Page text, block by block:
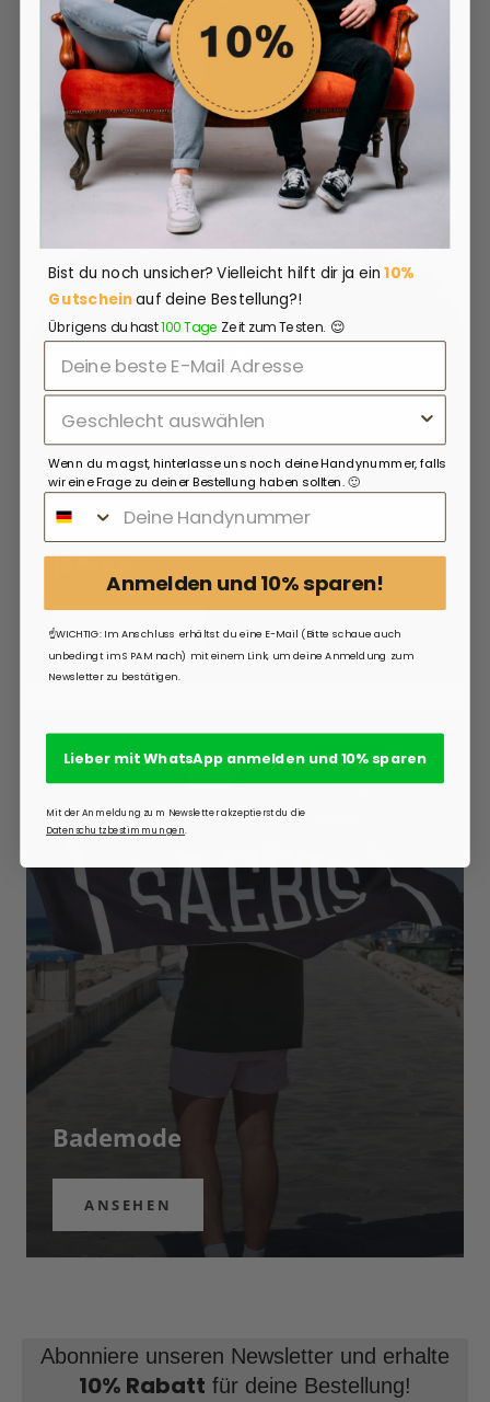
ANSEHEN
Jacken
ANSEHEN
Bademode
ANSEHEN
Abonniere unseren Newsletter und erhalte
10% Rabatt für deine Bestellung!
Bist du noch unsicher?Vielleicht hilft dir ja ein 10%
Gutscheinauf deine Bestellung?!
Übrigens du hast100 Tage Zeit zum Testen. 😌
Wenn du magst, hinterlasse uns noch deine Handynummer, falls
wir eine Frage zu deiner Bestellung haben sollten. 🙂
Anmelden und 10% sparen!
☝️WICHTIG: Im Anschluss erhältst du eine E-Mail (Bitte schaue auch
unbedingt im SPAM nach) mit einem Link, um deine Anmeldung zum
Newsletter zu bestätigen.
Lieber mit WhatsApp anmelden und 10% sparen
Mit der Anmeldung zum Newsletter akzeptierst du die
Datenschutzbestimmungen.